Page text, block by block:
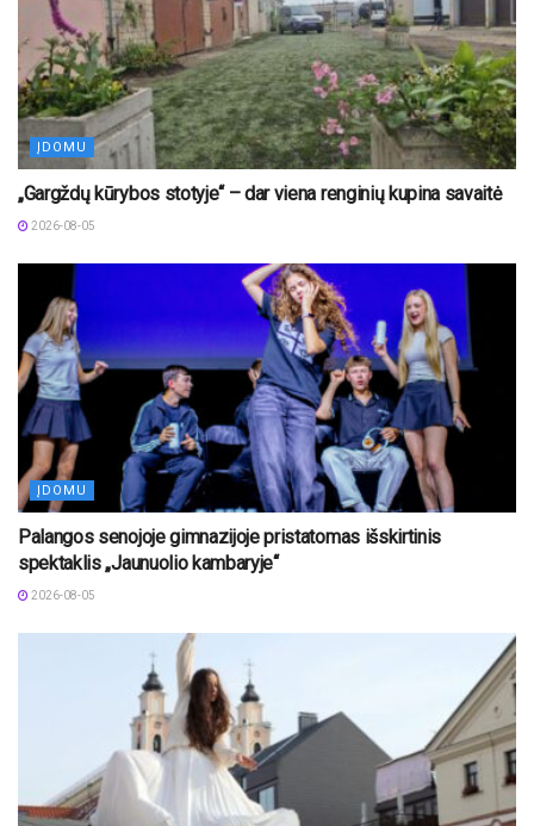
ĮDOMU
„Gargždų kūrybos stotyje“ – dar viena renginių kupina savaitė
2026-08-05
ĮDOMU
Palangos senojoje gimnazijoje pristatomas išskirtinis
spektaklis „Jaunuolio kambaryje“
2026-08-05